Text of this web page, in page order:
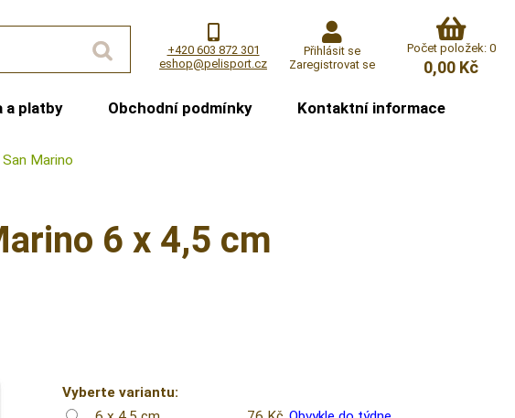
+420 603 872 301
eshop@pelisport.cz
Přihlásit se
Zaregistrovat se
Počet položek: 0
0,00 Kč
a platby Obchodní podmínky Kontaktní informace
San Marino
6 x 4,5 cm
Vyberte variantu: